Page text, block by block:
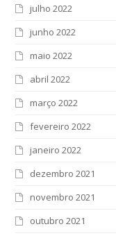
julho 2022
junho 2022
maio 2022
abril 2022
março 2022
fevereiro 2022
janeiro 2022
dezembro 2021
novembro 2021
outubro 2021